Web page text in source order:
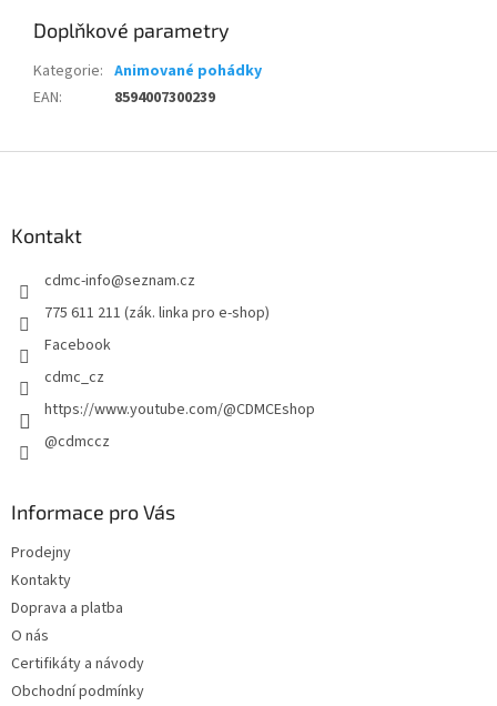
Doplňkové parametry
Kategorie: Animované pohádky
EAN: 8594007300239
Kontakt
cdmc-info@seznam.cz
775 611 211 (zák. linka pro e-shop)
Facebook
cdmc_cz
https://www.youtube.com/@CDMCEshop
@cdmccz
Informace pro Vás
Prodejny
Kontakty
Doprava a platba
O nás
Certifikáty a návody
Obchodní podmínky